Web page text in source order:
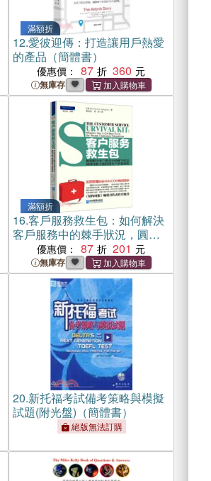
滿額折
12.愛彼迎傳：打造讓用戶熱愛
的產品（簡體書）
優惠價： 87 360
無庫存
滿額折
16.客戶服務救生包：如何解決
客戶服務中的棘手狀況，圓滿
化解不愉快的客戶消費體驗
（簡體書）
優惠價： 87 201
無庫存
20.新托福考試備考策略與模擬
試題(附光盤)（簡體書）
絕版無法訂購